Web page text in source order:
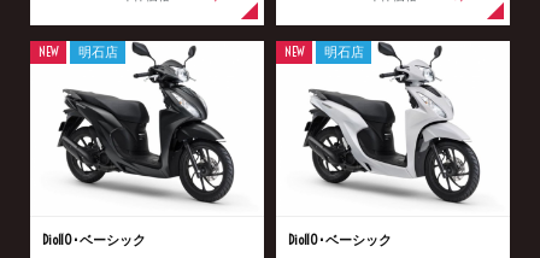
Dio110･ベーシック
NEW 明石店
Dio110･ベーシック
NEW 明石店